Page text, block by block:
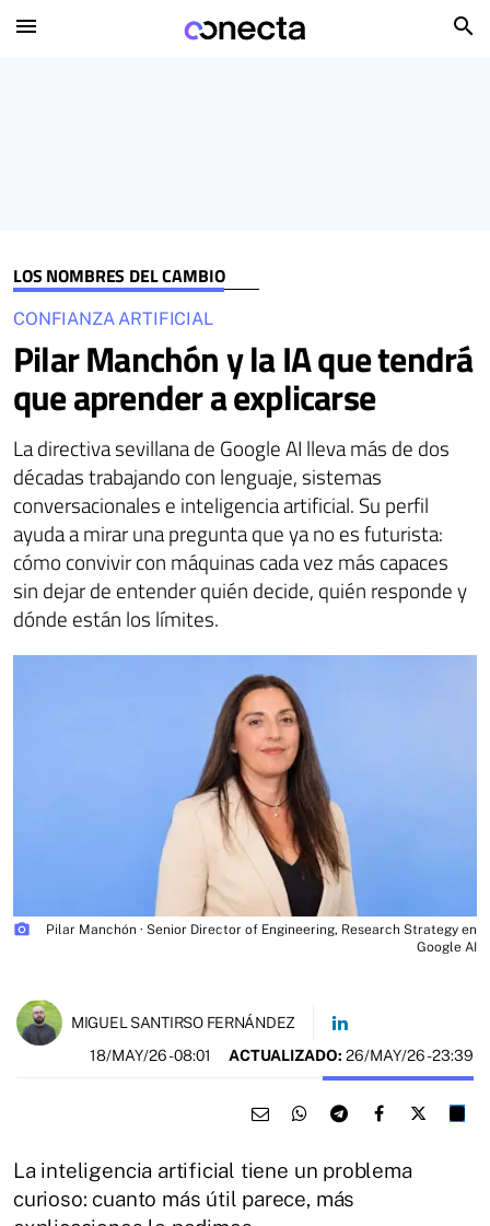
menu search
LOS NOMBRES DEL CAMBIO
CONFIANZA ARTIFICIAL
Pilar Manchón y la IA que tendrá
que aprender a explicarse
La directiva sevillana de Google AI lleva más de dos
décadas trabajando con lenguaje, sistemas
conversacionales e inteligencia artificial. Su perfil
ayuda a mirar una pregunta que ya no es futurista:
cómo convivir con máquinas cada vez más capaces
sin dejar de entender quién decide, quién responde y
dónde están los límites.
photo_camera
Pilar Manchón · Senior Director of Engineering, Research Strategy en
Google AI
MIGUEL SANTIRSO FERNÁNDEZ
18/MAY/26- 08:01 ACTUALIZADO: 26/MAY/26 - 23:39
La inteligencia artificial tiene un problema
curioso: cuanto más útil parece, más